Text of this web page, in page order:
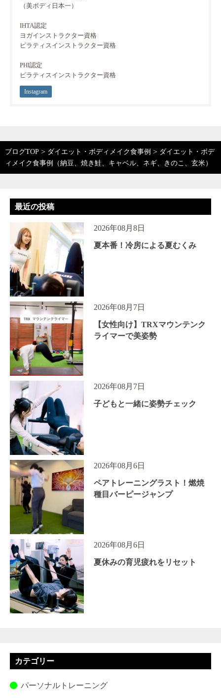
（美ボディ日本一）
IHTA認定
ヨガインストラクター資格
ピラティスインストラクター資格
PHI認定
ピラティスインストラクター資格
Instagram
ブログTOP > ダイエット・ボディメイク食事例 > ダイエット・ボデ
ィメイク食事例（納豆、焼き鮭、キャベル、ネギ、きのこ、玄米）
最近の投稿
2026年08月8日
夏本番！冷房による夏むくみ
2026年08月7日
【女性向け】TRXマウンテンク
ライマーで美姿勢
2026年08月7日
子どもと一緒に姿勢チェック
2026年08月6日
ペアトレーニングラスト！燃焼
種目バーピージャンプ
2026年08月6日
夏休みの育児疲れをリセット
カテゴリー
パーソナルトレーニング